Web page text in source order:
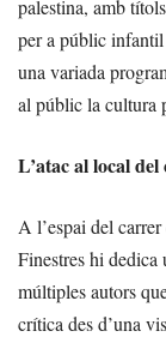
palestina, amb
per a públic infantil
una variada
al públic la cultura
L’atac al local
A l’espai del
Finestres hi dedica
múltiples autors
crítica des d’una